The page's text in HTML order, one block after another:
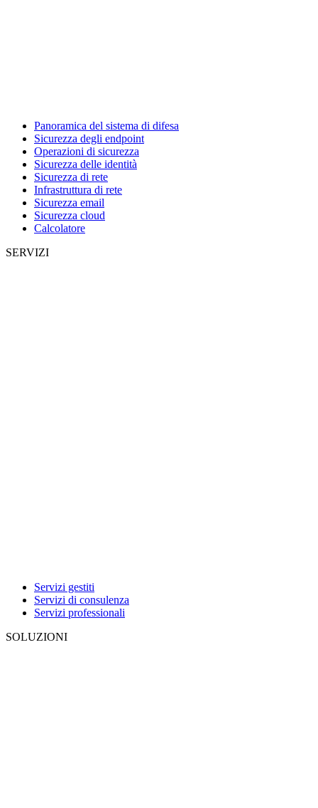
Panoramica del sistema di difesa
Sicurezza degli endpoint
Operazioni di sicurezza
Sicurezza delle identità
Sicurezza di rete
Infrastruttura di rete
Sicurezza email
Sicurezza cloud
Calcolatore
SERVIZI
Servizi gestiti
Servizi di consulenza
Servizi professionali
SOLUZIONI